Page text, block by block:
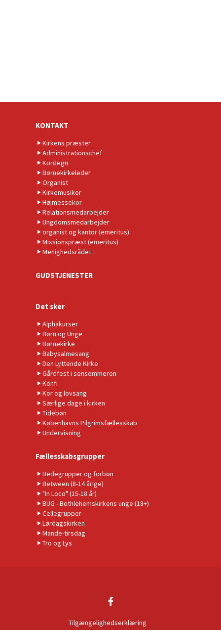
KONTAKT
Kirkens præster
Administrationschef
Kordegn
Børnekirkeleder
Organist
Kirkemusiker
Højmessekor
Relationsmedarbejder
Ungdomsmedarbejder
organist og kantor (emeritus)
Missionspræst (emeritus)
Menighedsrådet
GUDSTJENESTER
Det sker
Alphakurser
Børn og Unge
Børnekirke
Babysalmesang
Den Lyttende Kirke
Gårdfest i sensommeren
Konfi
Kor og lovsang
Særlige dage i kirken
Tidebøn
Københavns Pilgrimsfællesskab
Undervisning
Fællesskabsgrupper
Bedegrupper og forbøn
Between (8-14 årige)
"In Loco" (15-18 år)
BUG - Bethlehemskirkens unge (18+)
Cellegrupper
Lørdagskirken
Mande-tirsdag
Tro og Lys
Tilgængelighedserklæring